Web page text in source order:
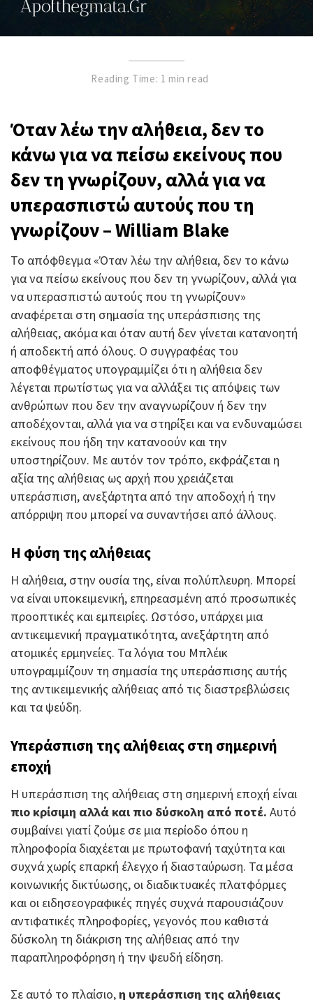
Reading Time: 1 min read
Όταν λέω την αλήθεια, δεν το
κάνω για να πείσω εκείνους που
δεν τη γνωρίζουν, αλλά για να
υπερασπιστώ αυτούς που τη
γνωρίζουν – William Blake
Το απόφθεγμα «Όταν λέω την αλήθεια, δεν το κάνω
για να πείσω εκείνους που δεν τη γνωρίζουν, αλλά για
να υπερασπιστώ αυτούς που τη γνωρίζουν»
αναφέρεται στη σημασία της υπεράσπισης της
αλήθειας, ακόμα και όταν αυτή δεν γίνεται κατανοητή
ή αποδεκτή από όλους. Ο συγγραφέας του
αποφθέγματος υπογραμμίζει ότι η αλήθεια δεν
λέγεται πρωτίστως για να αλλάξει τις απόψεις των
ανθρώπων που δεν την αναγνωρίζουν ή δεν την
αποδέχονται, αλλά για να στηρίξει και να ενδυναμώσει
εκείνους που ήδη την κατανοούν και την
υποστηρίζουν. Με αυτόν τον τρόπο, εκφράζεται η
αξία της αλήθειας ως αρχή που χρειάζεται
υπεράσπιση, ανεξάρτητα από την αποδοχή ή την
απόρριψη που μπορεί να συναντήσει από άλλους.
Η φύση της αλήθειας
Η αλήθεια, στην ουσία της, είναι πολύπλευρη. Μπορεί
να είναι υποκειμενική, επηρεασμένη από προσωπικές
προοπτικές και εμπειρίες. Ωστόσο, υπάρχει μια
αντικειμενική πραγματικότητα, ανεξάρτητη από
ατομικές ερμηνείες. Τα λόγια του Μπλέικ
υπογραμμίζουν τη σημασία της υπεράσπισης αυτής
της αντικειμενικής αλήθειας από τις διαστρεβλώσεις
και τα ψεύδη.
Υπεράσπιση της αλήθειας στη σημερινή
εποχή
Η υπεράσπιση της αλήθειας στη σημερινή εποχή είναι
πιο κρίσιμη αλλά και πιο δύσκολη από ποτέ. Αυτό
συμβαίνει γιατί ζούμε σε μια περίοδο όπου η
πληροφορία διαχέεται με πρωτοφανή ταχύτητα και
συχνά χωρίς επαρκή έλεγχο ή διασταύρωση. Τα μέσα
κοινωνικής δικτύωσης, οι διαδικτυακές πλατφόρμες
και οι ειδησεογραφικές πηγές συχνά παρουσιάζουν
αντιφατικές πληροφορίες, γεγονός που καθιστά
δύσκολη τη διάκριση της αλήθειας από την
παραπληροφόρηση ή την ψευδή είδηση.
Σε αυτό το πλαίσιο,η υπεράσπιση της αλήθειας